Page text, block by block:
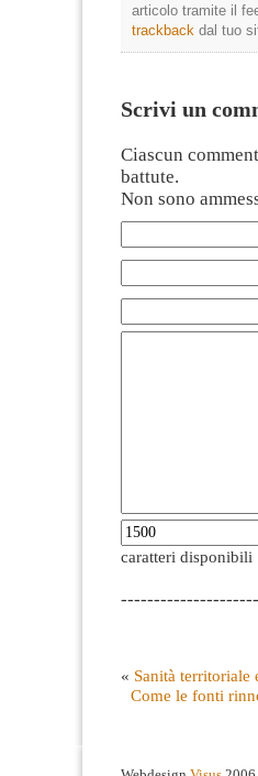
articolo tramite il
trackback dal tuo
Scrivi un
Ciascun
battute.
Non sono
caratteri disponibili
« Sanità territoriale
Come le fonti